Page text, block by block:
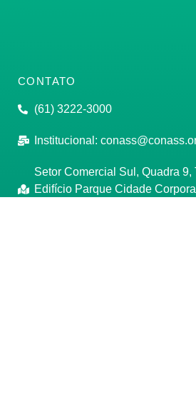
CONTATO
(61) 3222-3000
Institucional:
Setor Comercial Sul, Quadra 9,
Edifício Parque Cidade